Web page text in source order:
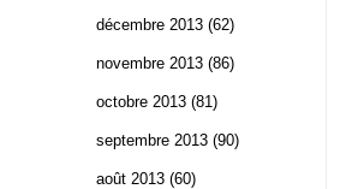
décembre 2013 (62)
novembre 2013 (86)
octobre 2013 (81)
septembre 2013 (90)
août 2013 (60)